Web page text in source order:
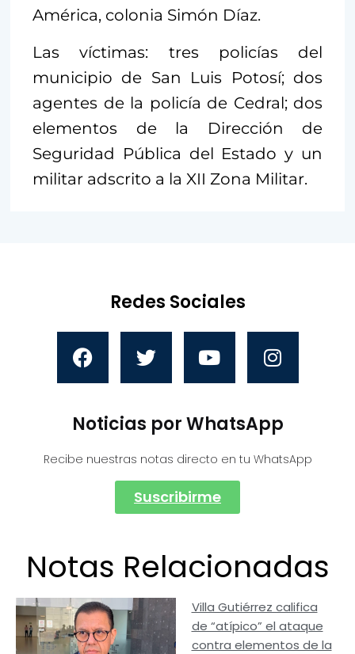
América, colonia Simón Díaz.
Las víctimas: tres policías del
municipio de San Luis Potosí; dos
agentes de la policía de Cedral; dos
elementos de la Dirección de
Seguridad Pública del Estado y un
militar adscrito a la XII Zona Militar.
Redes Sociales
Noticias por WhatsApp
Recibe nuestras notas directo en tu WhatsApp
Suscribirme
Notas Relacionadas
Villa Gutiérrez califica
de “atípico” el ataque
contra elementos de la